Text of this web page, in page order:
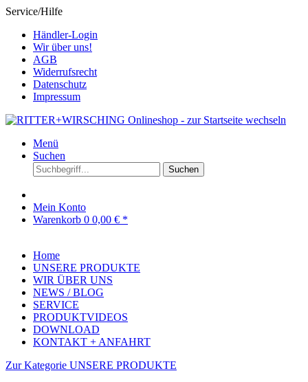
Service/Hilfe
Händler-Login
Wir über uns!
AGB
Widerrufsrecht
Datenschutz
Impressum
Menü
Suchen
Suchen
Mein Konto
Warenkorb 0 0,00 € *
Home
UNSERE PRODUKTE
WIR ÜBER UNS
NEWS / BLOG
SERVICE
PRODUKTVIDEOS
DOWNLOAD
KONTAKT + ANFAHRT
Zur Kategorie UNSERE PRODUKTE